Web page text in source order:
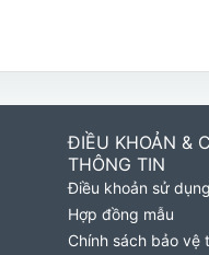
ĐIỀU KHOẢN &
THÔNG TIN
Điều khoản sử
Hợp đồng mẫu
Chính sách bảo vệ